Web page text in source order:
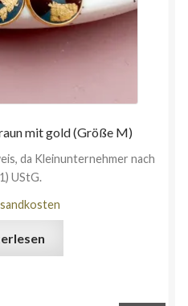
mit gold (Größe M)
da Kleinunternehmer nach
UStG.